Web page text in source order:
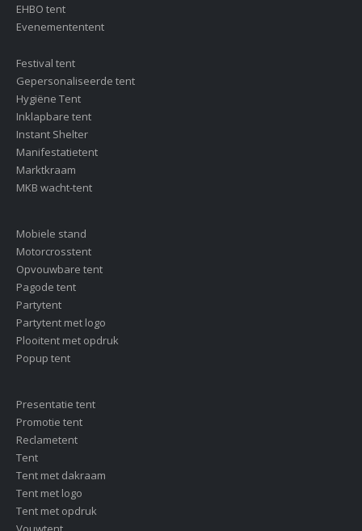
EHBO tent
Evenemententent
Festival tent
Gepersonaliseerde tent
Hygiëne Tent
Inklapbare tent
Instant Shelter
Manifestatietent
Marktkraam
MKB wacht-tent
Mobiele stand
Motorcrosstent
Opvouwbare tent
Pagode tent
Partytent
Partytent met logo
Plooitent met opdruk
Popup tent
Presentatie tent
Promotie tent
Reclametent
Tent
Tent met dakraam
Tent met logo
Tent met opdruk